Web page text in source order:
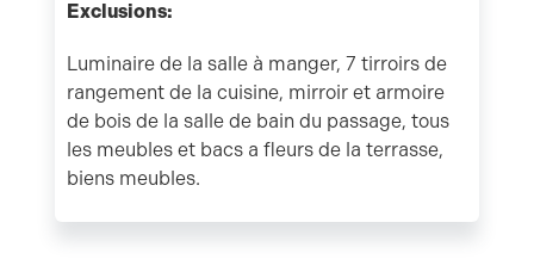
Exclusions:
Luminaire de la salle à manger, 7 tirroirs de
rangement de la cuisine, mirroir et armoire
de bois de la salle de bain du passage, tous
les meubles et bacs a fleurs de la terrasse,
biens meubles.